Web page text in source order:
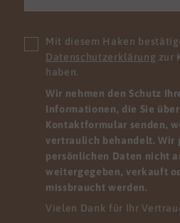
Mit diesem Haken
Datenschutzerklärung zur
haben.
Wir nehmen den Schutz
Informationen, die Sie
Kontaktformular senden,
vertraulich behandelt. Wir
persönlichen Daten nicht
weitergegeben, verkauft
missbraucht werden.
Vielen Dank für Ihr